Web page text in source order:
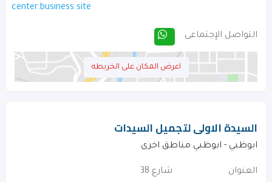
center.business.site
التواصل الإجتماعى
اعرض المكان على الخريطه
السيدة الاولى لتجميل السيدات
ابوظبي - ابوظبي مناطق اخرى
العنوان شارع 38